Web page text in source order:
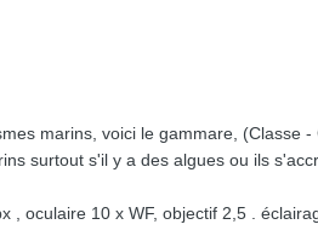
marins, voici le gammare,
surtout s'il y a des algues ou ils
, oculaire 10 x WF, objectif 2,5 .